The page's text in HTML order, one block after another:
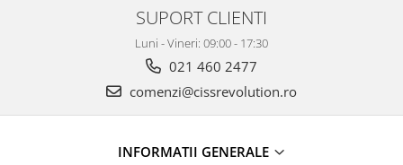
SUPORT CLIENTI
Luni - Vineri: 09:00 - 17:30
021 460 2477
comenzi@cissrevolution.ro
INFORMATII GENERALE